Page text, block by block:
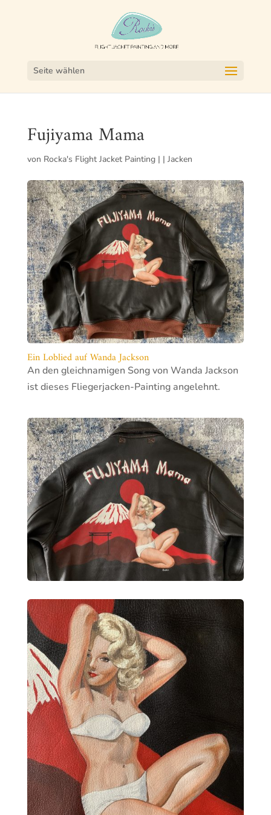
Seite wählen
Fujiyama Mama
von Rocka's Flight Jacket Painting| | Jacken
Ein Loblied auf Wanda Jackson
An den gleichnamigen Song von Wanda Jackson
ist dieses Fliegerjacken-Painting angelehnt.